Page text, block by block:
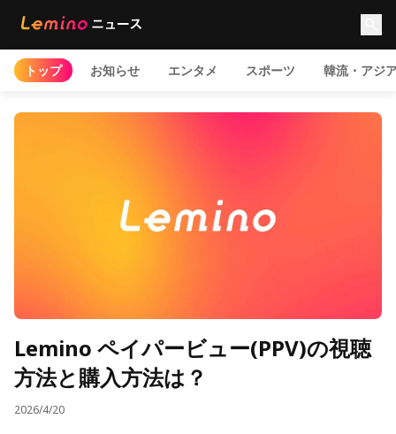
トップ お知らせ エンタメ スポーツ 韓流・アジ
Lemino ペイパービュー(PPV)の視聴
方法と購入方法は？
2026/4/20